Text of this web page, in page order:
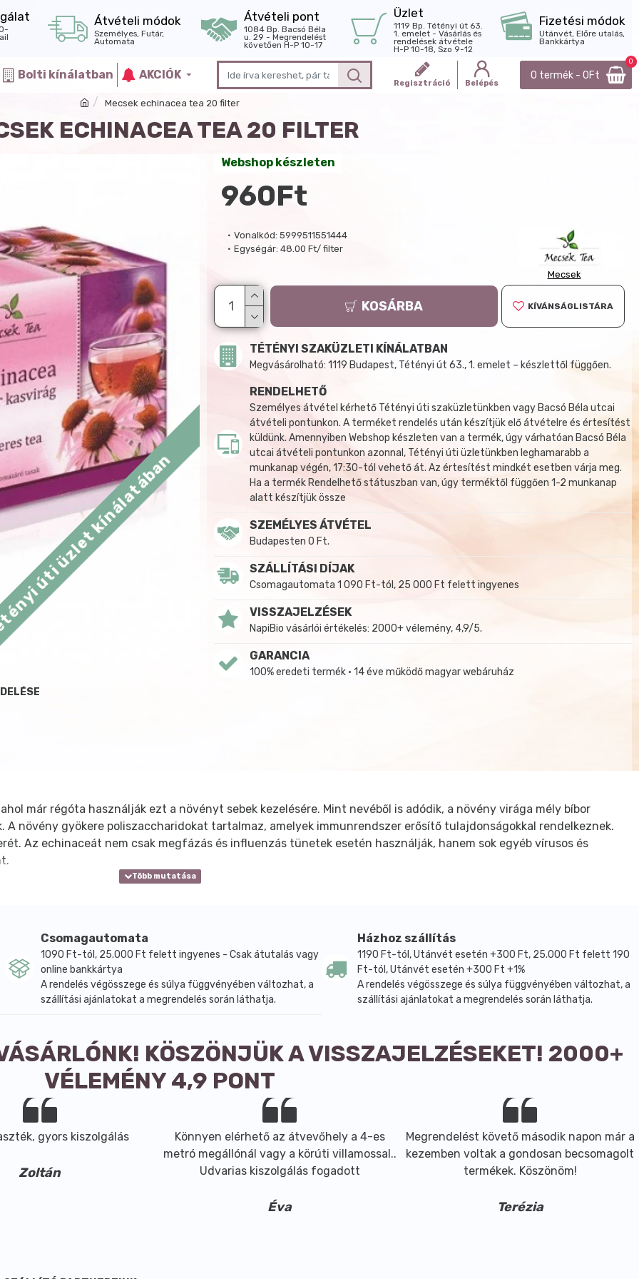
Átvételi módok
Személyes, Futár,
Automata
Átvételi pont
1084 Bp. Bacsó Béla
u. 29 - Megrendelést
követően H-P 10-17
Üzlet
1119 Bp. Tétényi út 63.
1. emelet - Vásárlás és
rendelések átvétele
H-P 10-18, Szo 9-12
Fizetési módok
Utánvét, Előre utalás,
Bankkártya
Bolti kínálatban AKCIÓK
Regisztráció Belépés
0 termék - 0Ft
0
Mecsek echinacea tea 20 filter
ECHINACEA TEA 20 FILTER
üzlet kínálatában
Vonalkód: 5999511551444
Egységár: 48.00 Ft/ filter
Mecsek
Webshop készleten
960Ft
KOSÁRBA KÍVÁNSÁGLISTÁRA
TÉTÉNYI SZAKÜZLETI KÍNÁLATBAN
Megvásárolható: 1119 Budapest, Tétényi út 63., 1. emelet – készlettől függően.
RENDELHETŐ
Személyes átvétel kérhető Tétényi úti szaküzletünkben vagy Bacsó Béla utcai
átvételi pontunkon. A terméket rendelés után készítjük elő átvételre és értesítést
küldünk. Amennyiben Webshop készleten van a termék, úgy várhatóan Bacsó Béla
utcai átvételi pontunkon azonnal, Tétényi úti üzletünkben leghamarabb a
munkanap végén, 17:30-tól vehető át. Az értesítést mindkét esetben várja meg.
Ha a termék Rendelhető státuszban van, úgy terméktől függően 1-2 munkanap
alatt készítjük össze
SZEMÉLYES ÁTVÉTEL
Budapesten 0 Ft.
SZÁLLÍTÁSI DÍJAK
Csomagautomata 1 090 Ft-tól, 25 000 Ft felett ingyenes
VISSZAJELZÉSEK
NapiBio vásárlói értékelés: 2000+ vélemény, 4,9/5.
GARANCIA
100% eredeti termék • 14 éve működő magyar webáruház
már régóta használják ezt a növényt sebek kezelésére. Mint nevéből is adódik, a növény virága mély bíbor
növény gyökere poliszaccharidokat tartalmaz, amelyek immunrendszer erősítő tulajdonságokkal rendelkeznek.
Az echinaceát nem csak megfázás és influenzás tünetek esetén használják, hanem sok egyéb vírusos és
Csomagautomata
1090 Ft-tól, 25.000 Ft felett ingyenes - Csak átutalás vagy
online bankkártya
A rendelés végösszege és súlya függvényében változhat, a
szállítási ajánlatokat a megrendelés során láthatja.
Házhoz szállítás
1190 Ft-tól, Utánvét esetén +300 Ft, 25.000 Ft felett 190
Ft-tól, Utánvét esetén +300 Ft +1%
A rendelés végösszege és súlya függvényében változhat, a
szállítási ajánlatokat a megrendelés során láthatja.
KÖSZÖNJÜK A VISSZAJELZÉSEKET! 2000+
VÉLEMÉNY 4,9 PONT
gyors kiszolgálás
Zoltán
Könnyen elérhető az átvevőhely a 4-es
metró megállónál vagy a körúti villamossal..
Udvarias kiszolgálás fogadott
Éva
Megrendelést követő második napon már a
kezemben voltak a gondosan becsomagolt
termékek. Köszönöm!
Terézia